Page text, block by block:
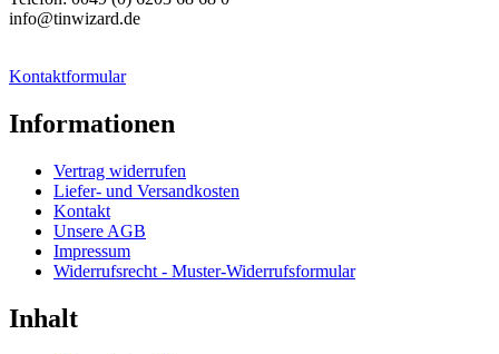
info@tinwizard.de
Kontaktformular
Informationen
Vertrag widerrufen
Liefer- und Versandkosten
Kontakt
Unsere AGB
Impressum
Widerrufsrecht - Muster-Widerrufsformular
Inhalt